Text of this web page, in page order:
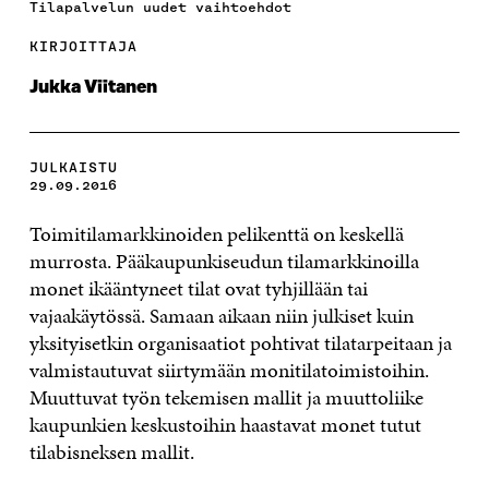
Tilapalvelun uudet vaihtoehdot
KIRJOITTAJA
Jukka Viitanen
JULKAISTU
29.09.2016
Toimitilamarkkinoiden pelikenttä on keskellä
murrosta.Pääkaupunkiseudun tilamarkkinoilla
monet ikääntyneet tilat ovat tyhjillään tai
vajaakäytössä. Samaan aikaan niin julkiset kuin
yksityisetkin organisaatiot pohtivat tilatarpeitaan ja
valmistautuvat siirtymään monitilatoimistoihin.
Muuttuvat työn tekemisen mallit ja muuttoliike
kaupunkien keskustoihin haastavat monet tutut
tilabisneksen mallit.